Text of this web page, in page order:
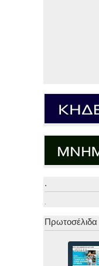
.
.
Πρωτοσέλιδα